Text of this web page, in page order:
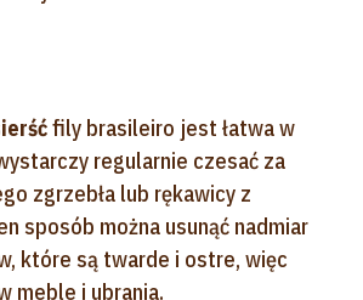
fily brasileiro jest łatwa w
regularnie czesać za
zgrzebła lub rękawicy z
sposób można usunąć nadmiar
które są twarde i ostre, więc
meble i ubrania.